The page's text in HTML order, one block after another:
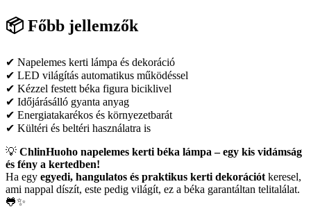
📦 Főbb jellemzők
✔ Napelemes kerti lámpa és dekoráció
✔ LED világítás automatikus működéssel
✔ Kézzel festett béka figura biciklivel
✔ Időjárásálló gyanta anyag
✔ Energiatakarékos és környezetbarát
✔ Kültéri és beltéri használatra is
💡 ChlinHuoho napelemes kerti béka lámpa – egy kis vidámság
és fény a kertedben!
Ha egy egyedi, hangulatos és praktikus kerti dekorációt keresel,
ami nappal díszít, este pedig világít, ez a béka garantáltan telitalálat.
🐸✨